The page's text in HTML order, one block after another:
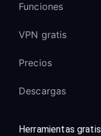
Funciones
VPN gratis
Precios
Descargas
Herramientas gratis